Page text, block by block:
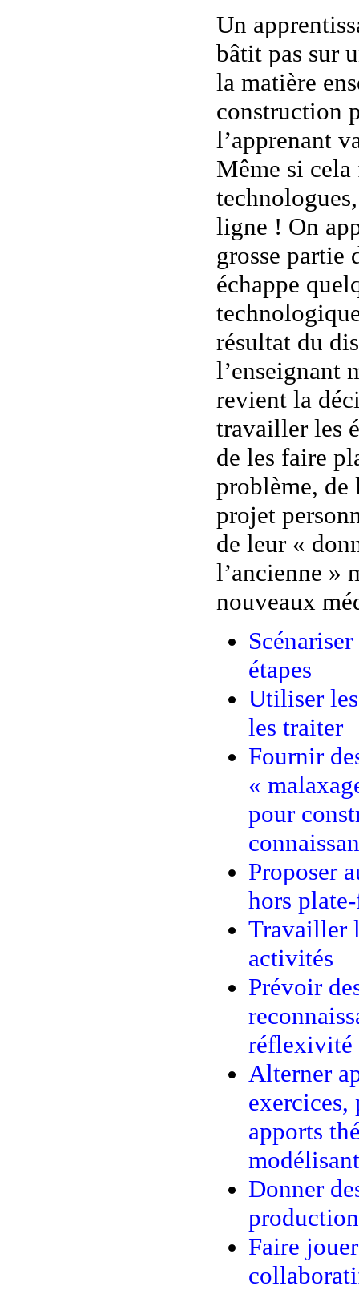
Un
bâtit pas sur
la matière
construction
l’apprenant
Même si
ligne ! On
grosse partie
échappe
résultat du
l’enseignant
revient la
travailler les
de les faire
problème, de
projet
de leur «
l’ancienne »
nouveaux
étapes
Utiliser
les traiter
Fournir
«
pour
Proposer
hors
Travailler
activités
Prévoir
réflexivité
Alterner
apports
Donner
production
Faire